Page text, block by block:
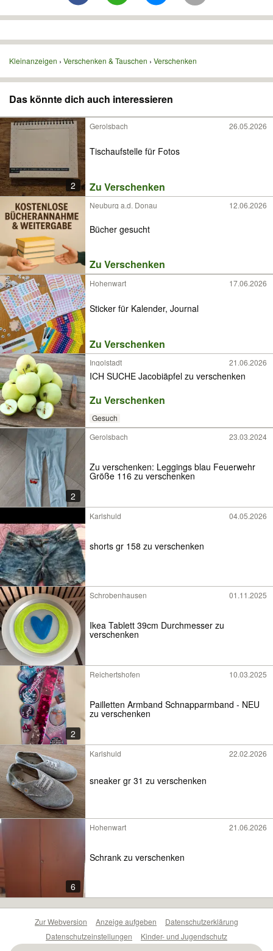
Kleinanzeigen Verschenken & Tauschen Verschenken
Das könnte dich auch interessieren
2
Gerolsbach 26.05.2026
Tischaufstelle für Fotos
Zu Verschenken
Neuburg a.d. Donau 12.06.2026
Bücher gesucht
Zu Verschenken
Hohenwart 17.06.2026
Sticker für Kalender, Journal
Zu Verschenken
Ingolstadt 21.06.2026
ICH SUCHE Jacobiäpfel zu verschenken
Zu Verschenken
Gesuch
2
Gerolsbach 23.03.2024
Zu verschenken: Leggings blau Feuerwehr
Größe 116 zu verschenken
Karlshuld 04.05.2026
shorts gr 158 zu verschenken
Schrobenhausen 01.11.2025
Ikea Tablett 39cm Durchmesser zu
verschenken
2
Reichertshofen 10.03.2025
Pailletten Armband Schnapparmband - NEU
zu verschenken
Karlshuld 22.02.2026
sneaker gr 31 zu verschenken
6
Hohenwart 21.06.2026
Schrank zu verschenken
Zur Webversion Anzeige aufgeben
Datenschutzerklärung
Datenschutzeinstellungen
Kinder- und Jugendschutz